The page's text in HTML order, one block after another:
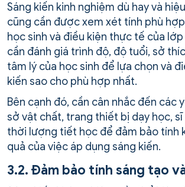
Sáng kiến kinh nghiệm dù hay và
cũng cần được xem xét tính phù
học sinh và điều kiện thực tế của
cần đánh giá trình độ, độ tuổi, sở
tâm lý của học sinh để lựa chọn và
kiến sao cho phù hợp nhất.
Bên cạnh đó, cần cân nhắc đến các
sở vật chất, trang thiết bị dạy học, sĩ
thời lượng tiết học để đảm bảo tính
quả của việc áp dụng sáng kiến.
3.2. Đảm bảo tính sáng tạo